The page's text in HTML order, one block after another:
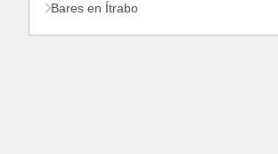
Bares en Ítrabo